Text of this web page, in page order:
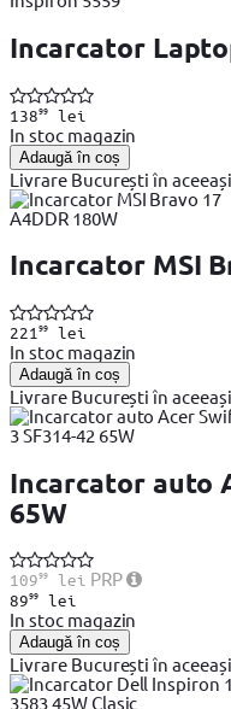
Incarcator
13899lei
In stoc magazin
Adaugă în coș
Livrare București în
Incarcator MSI
221 99lei
In stoc magazin
Adaugă în coș
Livrare București în
Incarcator auto
65W
10999lei PRP
8999lei
In stoc magazin
Adaugă în coș
Livrare București în